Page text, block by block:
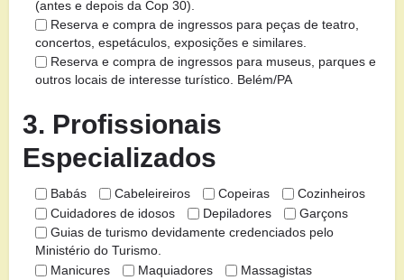
(antes e depois da Cop 30).
Reserva e compra de ingressos para peças de teatro,
concertos, espetáculos, exposições e similares.
Reserva e compra de ingressos para museus, parques e
outros locais de interesse turístico. Belém/PA
3. Profissionais
Especializados
Babás Cabeleireiros Copeiras
Cozinheiros
Cuidadores de idosos
Depiladores
Garçons
Guias de turismo devidamente credenciados pelo
Ministério do Turismo.
Manicures
Maquiadores
Massagistas